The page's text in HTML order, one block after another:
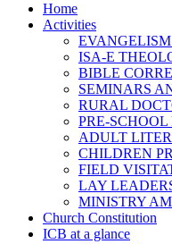
Home
Activities
ISA-E
BIBLE
SEMINARS
RURAL
PRE-
ADULT
CHILDREN
FIELD
LAY
MINISTRY
Church Constitution
ICB at a glance